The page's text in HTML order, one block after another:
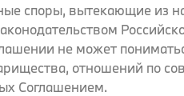
споры, вытекающие из
не может
отношений по
Соглашением.